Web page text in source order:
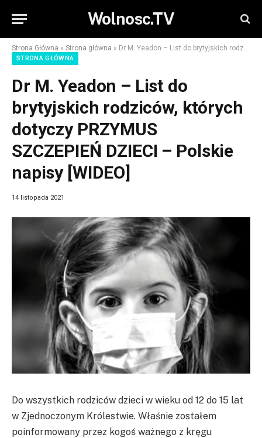
Wolnosc.TV
Strona Główna » Strona główna » Dr M. Yeadon – List do brytyjskich rodziców, których dotyczy PRZYMUS SZCZEPIEŃ DZIECI – Polskie napisy [WIDEO]
STRONA GŁÓWNA
Dr M. Yeadon – List do
brytyjskich rodziców, których
dotyczy PRZYMUS
SZCZEPIEŃ DZIECI – Polskie
napisy [WIDEO]
14 listopada 2021
Do wszystkich rodziców dzieci w wieku od 12 do 15 lat
w Zjednoczonym Królestwie. Właśnie zostałem
poinformowany przez kogoś ważnego z kręgu